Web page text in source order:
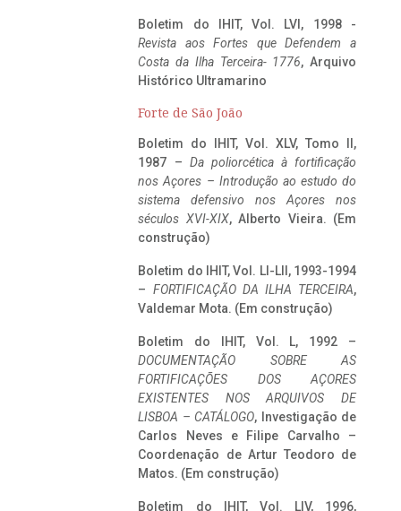
Boletim do IHIT, Vol. LVI, 1998 -
Revista aos Fortes que Defendem a
Costa da Ilha Terceira- 1776, Arquivo
Histórico Ultramarino
Forte de São João
Boletim do IHIT, Vol. XLV, Tomo II,
1987 – Da poliorcética à fortificação
nos Açores – Introdução ao estudo do
sistema defensivo nos Açores nos
séculos XVI-XIX, Alberto Vieira. (Em
construção)
Boletim do IHIT, Vol. LI-LII, 1993-1994
– FORTIFICAÇÃO DA ILHA TERCEIRA,
Valdemar Mota. (Em construção)
Boletim do IHIT, Vol. L, 1992 –
DOCUMENTAÇÃO SOBRE AS
FORTIFICAÇÕES DOS AÇORES
EXISTENTES NOS ARQUIVOS DE
LISBOA – CATÁLOGO, Investigação de
Carlos Neves e Filipe Carvalho –
Coordenação de Artur Teodoro de
Matos. (Em construção)
Boletim do IHIT, Vol. LIV, 1996,